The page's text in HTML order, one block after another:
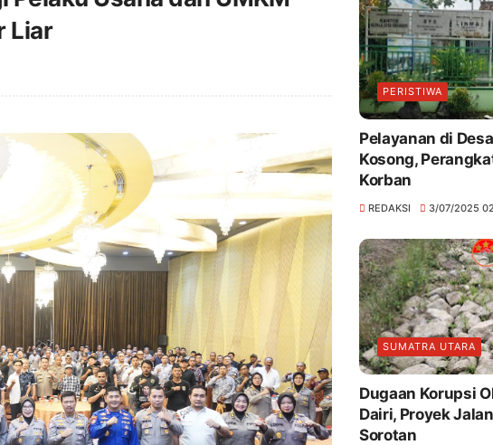
Liar
PERISTIWA
Pelayanan di
Kosong,
Korban
REDAKSI 3/07/2025
SUMATRA UTARA
Dugaan Korupsi
Dairi, Proyek
Sorotan